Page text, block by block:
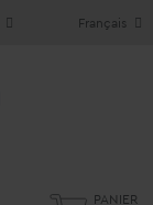
Français
PANIER